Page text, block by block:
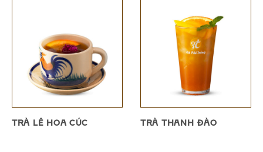
TRÀ LÊ HOA CÚC TRÀ THANH ĐÀO